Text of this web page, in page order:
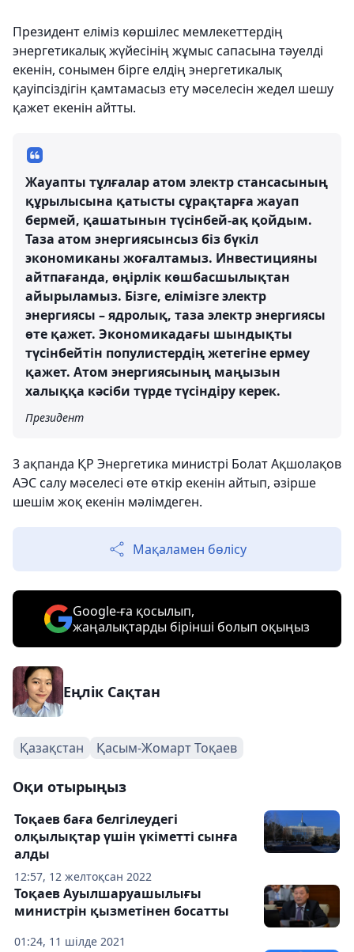
Президент еліміз көршілес мемлекеттердің
энергетикалық жүйесінің жұмыс сапасына тәуелді
екенін, сонымен бірге елдің энергетикалық
қауіпсіздігін қамтамасыз ету мәселесін жедел шешу
қажет екенін айтты.
Жауапты тұлғалар атом электр стансасының
құрылысына қатысты сұрақтарға жауап
бермей, қашатынын түсінбей-ақ қойдым.
Таза атом энергиясынсыз біз бүкіл
экономиканы жоғалтамыз. Инвестицияны
айтпағанда, өңірлік көшбасшылықтан
айырыламыз. Бізге, елімізге электр
энергиясы – ядролық, таза электр энергиясы
өте қажет. Экономикадағы шындықты
түсінбейтін популистердің жетегіне ермеу
қажет. Атом энергиясының маңызын
халыққа кәсіби түрде түсіндіру керек.
Президент
3 ақпанда ҚР Энергетика министрі Болат Ақшолақов
АЭС салу мәселесі өте өткір екенін айтып, әзірше
шешім жоқ екенін мәлімдеген.
Мақаламен бөлісу
Google-ға қосылып,
жаңалықтарды бірінші болып оқыңыз
Еңлік Сақтан
Қазақстан Қасым-Жомарт Тоқаев
Оқи отырыңыз
12:57, 12 желтоқсан 2022
Тоқаев баға белгілеудегі
олқылықтар үшін үкіметті сынға
алды
01:24, 11 шілде 2021
Тоқаев Ауылшаруашылығы
министрін қызметінен босатты